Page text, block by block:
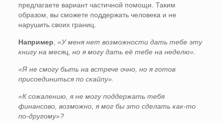
предлагаете вариант частичной помощи. Таким
образом, вы сможете поддержать человека и не
нарушить своих границ.
Например «У меня нет возможности дать тебе эту
книгу на месяц, но я могу дать её тебе на неделю».
«Я не смогу быть на встрече очно, но я готов
присоединиться по скайпу».
«К сожалению, я не могу поддержать тебя
финансово, возможно, я мог бы это сделать как-то
по-другому»?